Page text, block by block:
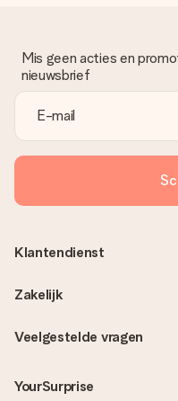
Mis geen acties en
nieuwsbrief
Veelgestelde vragen
YourSurprise
Klantendienst
Zakelijk